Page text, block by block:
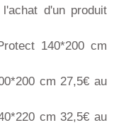
d'un produit
140*200 cm
cm 27,5€ au
cm 32,5€ au